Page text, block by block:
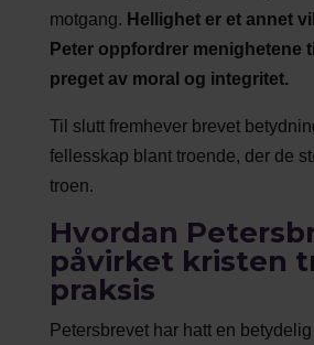
motgang. Hellighet er et annet
Peter oppfordrer menighetene
preget av moral og integritet.
Til slutt fremhever brevet
fellesskap blant troende, der de
troen.
Hvordan
påvirket kristen
praksis
Petersbrevet har hatt en